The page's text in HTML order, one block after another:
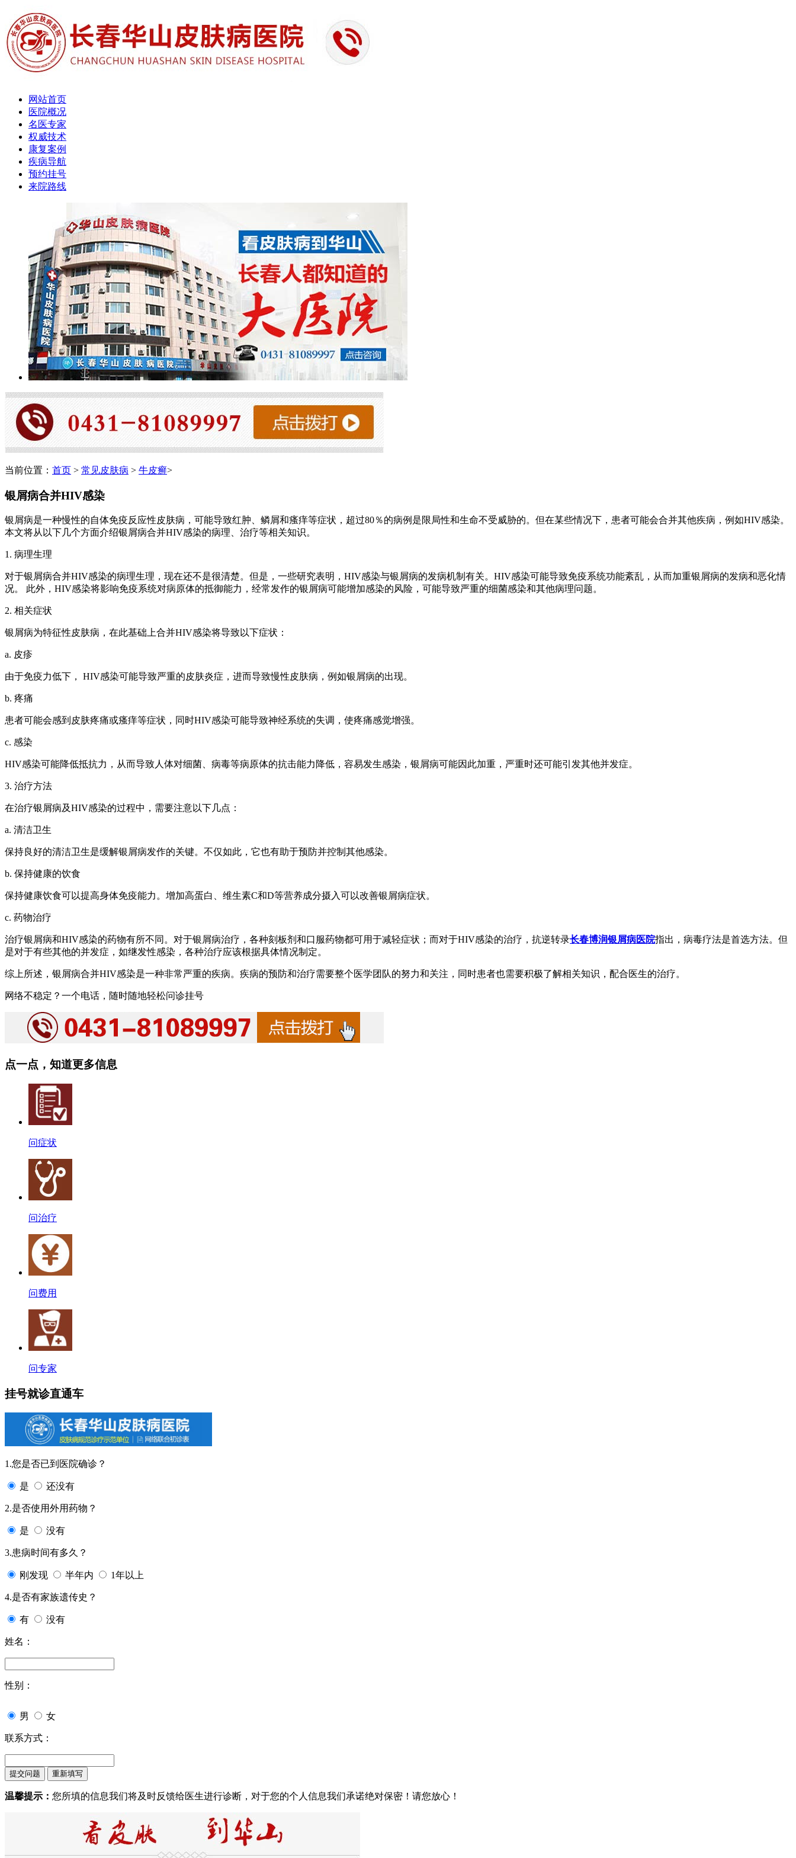
网站首页
医院概况
名医专家
权威技术
康复案例
疾病导航
预约挂号
来院路线
当前位置： 首页 > 常见皮肤病 > 牛皮癣>
银屑病合并HIV感染
银屑病是一种慢性的自体免疫反应性皮肤病，可能导致红肿、鳞屑和瘙痒等症状，超过80％的病例是限局性和生命不受威胁的。但在某些情况下，患者可能会合并其他疾病，例如HIV感染。
本文将从以下几个方面介绍银屑病合并HIV感染的病理、治疗等相关知识。
1. 病理生理
对于银屑病合并HIV感染的病理生理，现在还不是很清楚。但是，一些研究表明，HIV感染与银屑病的发病机制有关。HIV感染可能导致免疫系统功能紊乱，从而加重银屑病的发病和恶化情
况。 此外，HIV感染将影响免疫系统对病原体的抵御能力，经常发作的银屑病可能增加感染的风险，可能导致严重的细菌感染和其他病理问题。
2. 相关症状
银屑病为特征性皮肤病，在此基础上合并HIV感染将导致以下症状：
a. 皮疹
由于免疫力低下， HIV感染可能导致严重的皮肤炎症，进而导致慢性皮肤病，例如银屑病的出现。
b. 疼痛
患者可能会感到皮肤疼痛或瘙痒等症状，同时HIV感染可能导致神经系统的失调，使疼痛感觉增强。
c. 感染
HIV感染可能降低抵抗力，从而导致人体对细菌、病毒等病原体的抗击能力降低，容易发生感染，银屑病可能因此加重，严重时还可能引发其他并发症。
3. 治疗方法
在治疗银屑病及HIV感染的过程中，需要注意以下几点：
a. 清洁卫生
保持良好的清洁卫生是缓解银屑病发作的关键。不仅如此，它也有助于预防并控制其他感染。
b. 保持健康的饮食
保持健康饮食可以提高身体免疫能力。增加高蛋白、维生素C和D等营养成分摄入可以改善银屑病症状。
c. 药物治疗
治疗银屑病和HIV感染的药物有所不同。对于银屑病治疗，各种刻板剂和口服药物都可用于减轻症状；而对于HIV感染的治疗，抗逆转录长春博润银屑病医院指出，病毒疗法是首选方法。但
是对于有些其他的并发症，如继发性感染，各种治疗应该根据具体情况制定。
综上所述，银屑病合并HIV感染是一种非常严重的疾病。疾病的预防和治疗需要整个医学团队的努力和关注，同时患者也需要积极了解相关知识，配合医生的治疗。
网络不稳定？一个电话，随时随地轻松问诊挂号
点一点，知道更多信息
问症状
问治疗
问费用
问专家
挂号就诊直通车
1.您是否已到医院确诊？
是 还没有
2.是否使用外用药物？
是 没有
3.患病时间有多久？
刚发现 半年内 1年以上
4.是否有家族遗传史？
有 没有
姓名：
性别：
男 女
联系方式：
温馨提示： 您所填的信息我们将及时反馈给医生进行诊断，对于您的个人信息我们承诺绝对保密！请您放心！